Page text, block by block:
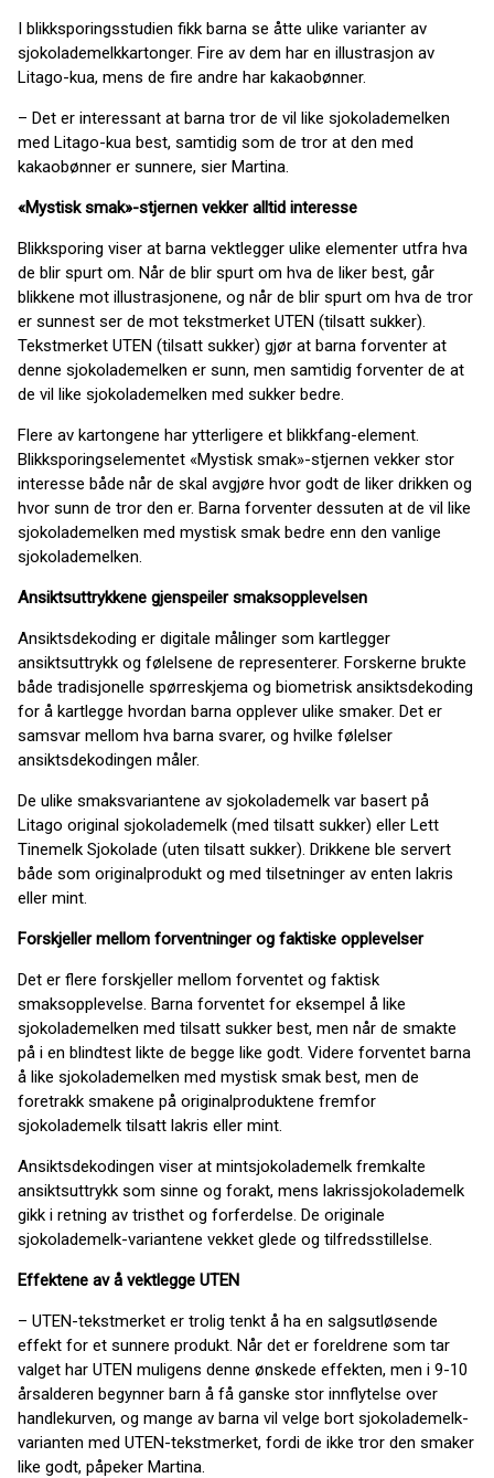
I blikksporingsstudien fikk barna se åtte ulike varianter av
sjokolademelkkartonger. Fire av dem har en illustrasjon av
Litago-kua, mens de fire andre har kakaobønner.
– Det er interessant at barna tror de vil like sjokolademelken
med Litago-kua best, samtidig som de tror at den med
kakaobønner er sunnere, sier Martina.
«Mystisk smak»-stjernen vekker alltid interesse
Blikksporing viser at barna vektlegger ulike elementer utfra hva
de blir spurt om. Når de blir spurt om hva de liker best, går
blikkene mot illustrasjonene, og når de blir spurt om hva de tror
er sunnest ser de mot tekstmerket UTEN (tilsatt sukker).
Tekstmerket UTEN (tilsatt sukker) gjør at barna forventer at
denne sjokolademelken er sunn, men samtidig forventer de at
de vil like sjokolademelken med sukker bedre.
Flere av kartongene har ytterligere et blikkfang-element.
Blikksporingselementet «Mystisk smak»-stjernen vekker stor
interesse både når de skal avgjøre hvor godt de liker drikken og
hvor sunn de tror den er. Barna forventer dessuten at de vil like
sjokolademelken med mystisk smak bedre enn den vanlige
sjokolademelken.
Ansiktsuttrykkene gjenspeiler smaksopplevelsen
Ansiktsdekoding er digitale målinger som kartlegger
ansiktsuttrykk og følelsene de representerer. Forskerne brukte
både tradisjonelle spørreskjema og biometrisk ansiktsdekoding
for å kartlegge hvordan barna opplever ulike smaker. Det er
samsvar mellom hva barna svarer, og hvilke følelser
ansiktsdekodingen måler.
De ulike smaksvariantene av sjokolademelk var basert på
Litago original sjokolademelk (med tilsatt sukker) eller Lett
Tinemelk Sjokolade (uten tilsatt sukker). Drikkene ble servert
både som originalprodukt og med tilsetninger av enten lakris
eller mint.
Forskjeller mellom forventninger og faktiske opplevelser
Det er flere forskjeller mellom forventet og faktisk
smaksopplevelse. Barna forventet for eksempel å like
sjokolademelken med tilsatt sukker best, men når de smakte
på i en blindtest likte de begge like godt. Videre forventet barna
å like sjokolademelken med mystisk smak best, men de
foretrakk smakene på originalproduktene fremfor
sjokolademelk tilsatt lakris eller mint.
Ansiktsdekodingen viser at mintsjokolademelk fremkalte
ansiktsuttrykk som sinne og forakt, mens lakrissjokolademelk
gikk i retning av tristhet og forferdelse. De originale
sjokolademelk-variantene vekket glede og tilfredsstillelse.
Effektene av å vektlegge UTEN
– UTEN-tekstmerket er trolig tenkt å ha en salgsutløsende
effekt for et sunnere produkt. Når det er foreldrene som tar
valget har UTEN muligens denne ønskede effekten, men i 9-10
årsalderen begynner barn å få ganske stor innflytelse over
handlekurven, og mange av barna vil velge bort sjokolademelk-
varianten med UTEN-tekstmerket, fordi de ikke tror den smaker
like godt, påpeker Martina.